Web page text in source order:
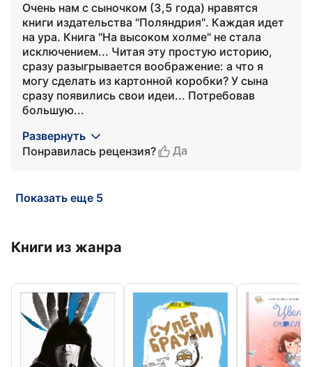
Очень нам с сыночком (3,5 года) нравятся
книги издательства "Поляндрия". Каждая идет
на ура. Книга "На высоком холме" не стала
исключением... Читая эту простую историю,
сразу разыгрывается воображение: а что я
могу сделать из картонной коробки? У сына
сразу появились свои идеи... Потребовав
большую...
Развернуть
Понравилась рецензия?
Да
Показать еще 5
Книги из жанра